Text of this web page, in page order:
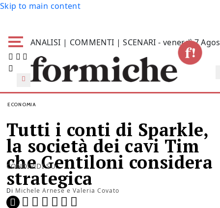
Skip to main content
ANALISI | COMMENTI | SCENARI - venerdì 7
ECONOMIA
Tutti i conti di Sparkle,
la società dei cavi Tim
che Gentiloni considera
strategica
Di Michele Arnese e Valeria Covato
CONDIVIDI SU: